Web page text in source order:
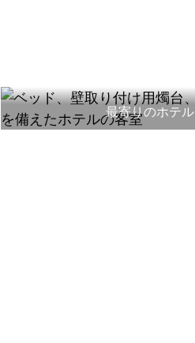
最寄りのホテル